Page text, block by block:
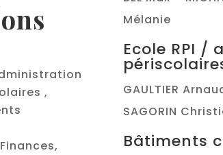
,
Mélanie
Ecole RPI /
GAULTIER
SAGORIN
Bâtiments